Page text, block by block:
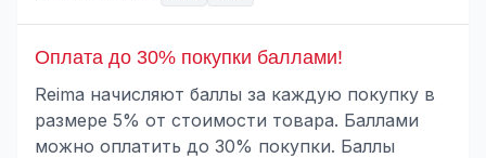
Оплата до 30% покупки баллами!
Reima начисляют баллы за каждую покупку в
размере 5% от стоимости товара. Баллами
можно оплатить до 30% покупки. Баллы